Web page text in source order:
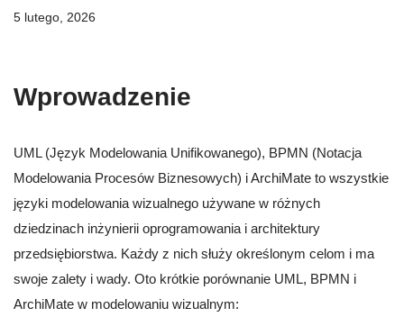
5 lutego, 2026
Wprowadzenie
UML (Język Modelowania Unifikowanego), BPMN (Notacja
Modelowania Procesów Biznesowych) i ArchiMate to wszystkie
języki modelowania wizualnego używane w różnych
dziedzinach inżynierii oprogramowania i architektury
przedsiębiorstwa. Każdy z nich służy określonym celom i ma
swoje zalety i wady. Oto krótkie porównanie UML, BPMN i
ArchiMate w modelowaniu wizualnym: